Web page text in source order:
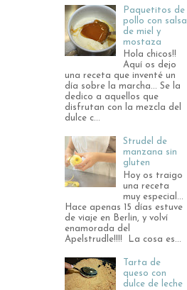
Paquetitos de
pollo con salsa
de miel y
mostaza
Hola chicos!!
Aquí os dejo
una receta que inventé un
día sobre la marcha... Se la
dedico a aquellos que
disfrutan con la mezcla del
dulce c...
Strudel de
manzana sin
gluten
Hoy os traigo
una receta
muy especial...
Hace apenas 15 días estuve
de viaje en Berlin, y volví
enamorada del
Apelstrudle!!!! La cosa es...
Tarta de
queso con
dulce de leche